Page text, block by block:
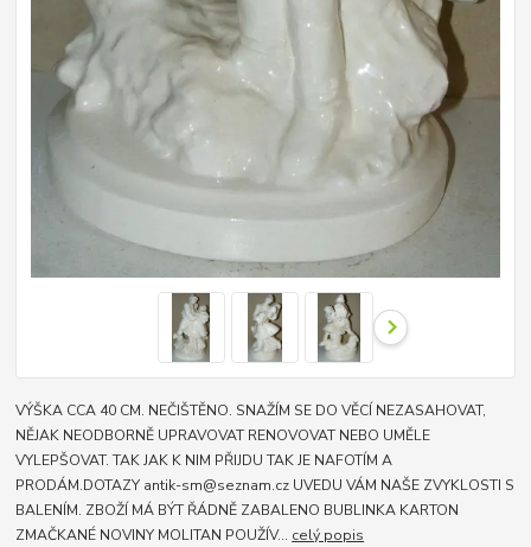
VÝŠKA CCA 40 CM. NEČIŠTĚNO. SNAŽÍM SE DO VĚCÍ NEZASAHOVAT,
NĚJAK NEODBORNĚ UPRAVOVAT RENOVOVAT NEBO UMĚLE
VYLEPŠOVAT. TAK JAK K NIM PŘIJDU TAK JE NAFOTÍM A
PRODÁM.DOTAZY antik-sm@seznam.cz UVEDU VÁM NAŠE ZVYKLOSTI S
BALENÍM. ZBOŽÍ MÁ BÝT ŘÁDNĚ ZABALENO BUBLINKA KARTON
ZMAČKANÉ NOVINY MOLITAN POUŽÍV... celý popis